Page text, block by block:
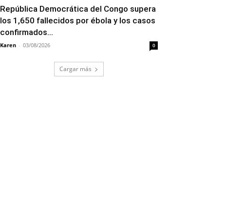
República Democrática del Congo supera
los 1,650 fallecidos por ébola y los casos
confirmados...
Karen - 03/08/2026 0
Cargar más